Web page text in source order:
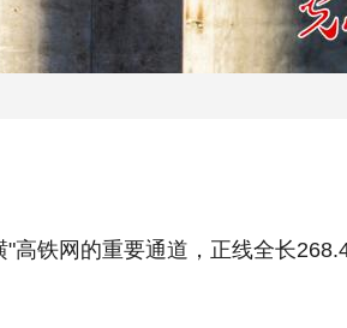
铁网的重要通道，正线全长